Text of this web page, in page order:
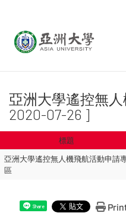
亞洲大學遙控無
2020-07-26 ]
標題
亞洲大學遙控無人機飛航活動申請
區
Share